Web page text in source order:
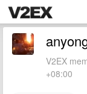
V2EX
+08:00